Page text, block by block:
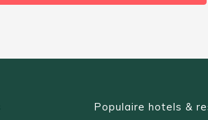
Populaire hotels &